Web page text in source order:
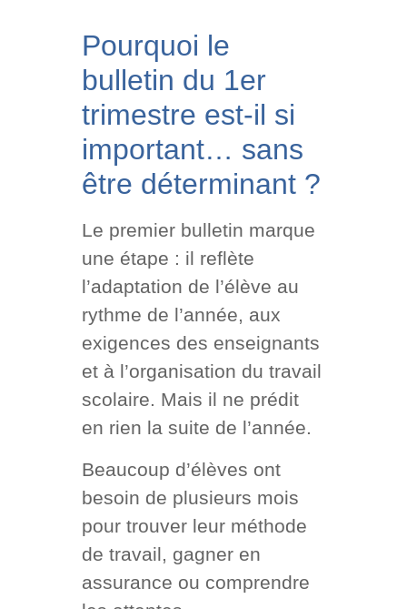
Pourquoi le
bulletin du 1er
trimestre est-il si
important… sans
être déterminant ?
Le premier bulletin marque
une étape : il reflète
l’adaptation de l’élève au
rythme de l’année, aux
exigences des enseignants
et à l’organisation du travail
scolaire. Mais il ne prédit
en rien la suite de l’année.
Beaucoup d’élèves ont
besoin de plusieurs mois
pour trouver leur méthode
de travail, gagner en
assurance ou comprendre